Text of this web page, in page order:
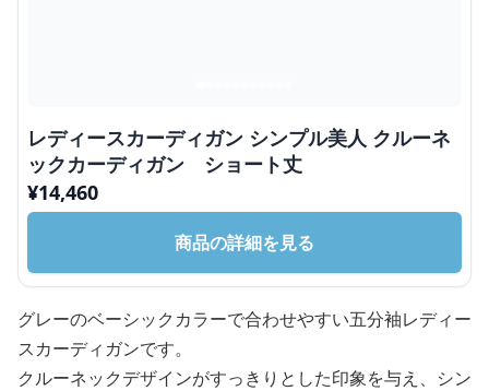
レディースカーディガン シンプル美人 クルーネ
ックカーディガン ショート丈
¥14,460
商品の詳細を見る
グレーのベーシックカラーで合わせやすい五分袖レディー
スカーディガンです。
クルーネックデザインがすっきりとした印象を与え、シン